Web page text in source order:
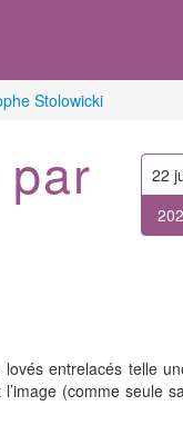
Stolowicki
22
entrelacés telle
(comme seule